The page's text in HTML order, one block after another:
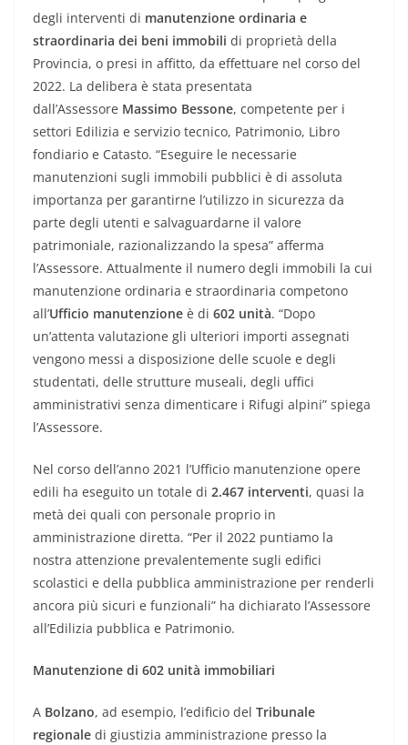
degli interventi di manutenzione ordinaria e
straordinaria dei beni immobili di proprietà della
Provincia, o presi in affitto, da effettuare nel corso del
2022. La delibera è stata presentata
dall’Assessore Massimo Bessone, competente per i
settori Edilizia e servizio tecnico, Patrimonio, Libro
fondiario e Catasto. “Eseguire le necessarie
manutenzioni sugli immobili pubblici è di assoluta
importanza per garantirne l’utilizzo in sicurezza da
parte degli utenti e salvaguardarne il valore
patrimoniale, razionalizzando la spesa” afferma
l’Assessore. Attualmente il numero degli immobili la cui
manutenzione ordinaria e straordinaria competono
all’Ufficio manutenzione è di 602 unità. “Dopo
un’attenta valutazione gli ulteriori importi assegnati
vengono messi a disposizione delle scuole e degli
studentati, delle strutture museali, degli uffici
amministrativi senza dimenticare i Rifugi alpini” spiega
l’Assessore.
Nel corso dell’anno 2021 l’Ufficio manutenzione opere
edili ha eseguito un totale di 2.467 interventi, quasi la
metà dei quali con personale proprio in
amministrazione diretta. “Per il 2022 puntiamo la
nostra attenzione prevalentemente sugli edifici
scolastici e della pubblica amministrazione per renderli
ancora più sicuri e funzionali” ha dichiarato l’Assessore
all’Edilizia pubblica e Patrimonio.
Manutenzione di 602 unità immobiliari
A Bolzano, ad esempio, l’edificio del Tribunale
regionale di giustizia amministrazione presso la